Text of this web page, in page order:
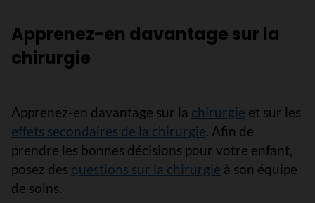
Apprenez-en davantage sur la
chirurgie
Apprenez-en davantage sur la chirurgie et sur les
effets secondaires de la chirurgie. Afin de
prendre les bonnes décisions pour votre enfant,
posez des questions sur la chirurgie à son équipe
de soins.